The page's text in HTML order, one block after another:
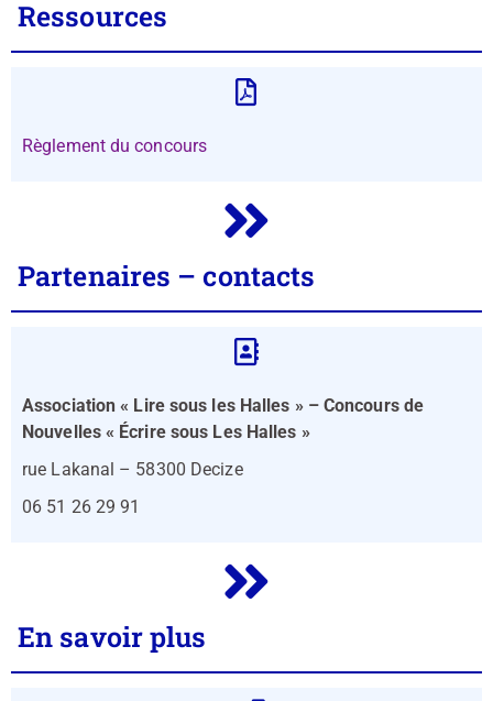
Ressources
Règlement du concours
Partenaires – contacts
Association « Lire sous les Halles » – Concours de
Nouvelles « Écrire sous Les Halles »
rue Lakanal – 58300 Decize
06 51 26 29 91
En savoir plus